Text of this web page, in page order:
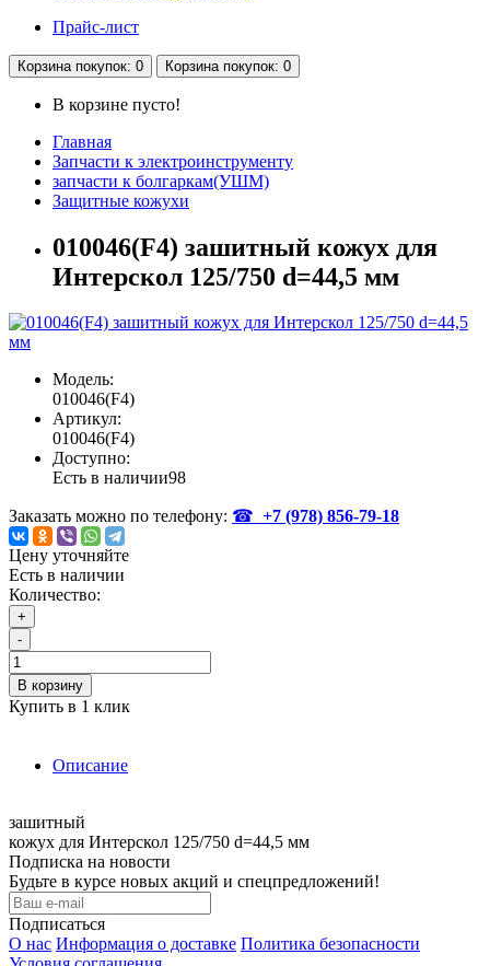
Прайс-лист
Корзина покупок: 0 Корзина покупок: 0
В корзине пусто!
Главная
Запчасти к электроинструменту
запчасти к болгаркам(УШМ)
Защитные кожухи
010046(F4) зашитный кожух для
Интерскол 125/750 d=44,5 мм
Модель:
010046(F4)
Артикул:
010046(F4)
Доступно:
Есть в наличии98
Заказать можно по телефону: ☎ +7 (978) 856-79-18
Цену уточняйте
Есть в наличии
Количество:
+
-
В корзину
Купить в 1 клик
Описание
зашитный
кожух для Интерскол 125/750 d=44,5 мм
Подписка на новости
Будьте в курсе новых акций и спецпредложений!
Подписаться
О нас Информация о доставке Политика безопасности